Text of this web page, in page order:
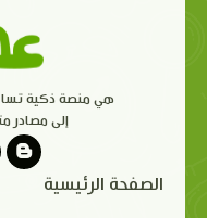
هي منصة ذكية
إلى مصادر
الصفحة الرئيسية